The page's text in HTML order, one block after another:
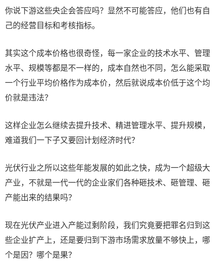
你说下游这些央企会答应吗？显然不可能答应，他们也有自
己的经营目标和考核指标。
其实这个成本价格也很奇怪，每一家企业的技术水平、管理
水平、规模等都是不一样的，成本自然也不同，怎么能采取
一个行业平均价格作为成本价，然后就说成本价低于这个均
价就是违法？
这样企业怎么继续去提升技术、精进管理水平、提升规模，
难道我们一下子又要回计划经济时代？
光伏行业之所以这些年能发展的如此之快，成为一个超级大
产业，不就是一代一代的企业家们各种砸技术、砸管理、砸
产能出来的结果吗？
现在光伏产业进入产能过剩阶段，我们究竟要把罪名归到这
些企业扩产上，还是要归到下游市场需求放量不够快上，哪
个是因？哪个是果？